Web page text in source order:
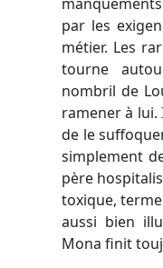
par les
métier. Les
tourne
nombril de
ramener à lui.
de le
simplement
père
toxique,
aussi bien
Mona finit